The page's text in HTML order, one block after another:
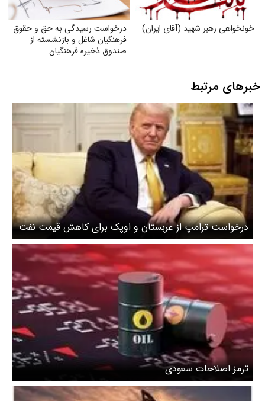
خونخواهی رهبر شهید (آقای ایران)
درخواست رسیدگی به حق و حقوق
فرهنگیان شاغل و بازنشسته از
صندوق ذخیره فرهنگیان
خبرهای مرتبط
درخواست ترامپ از عربستان و اوپک برای کاهش قیمت نفت
ترمز اصلاحات سعودی